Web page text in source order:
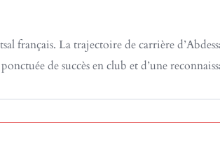
français. La trajectoire de carrière
de succès en club et d’une